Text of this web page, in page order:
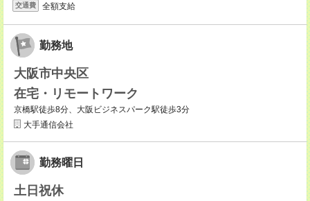
交通費 全額支給
勤務地
大阪市中央区
在宅・リモートワーク
京橋駅徒歩8分、大阪ビジネスパーク駅徒歩3分
大手通信会社
勤務曜日
土日祝休